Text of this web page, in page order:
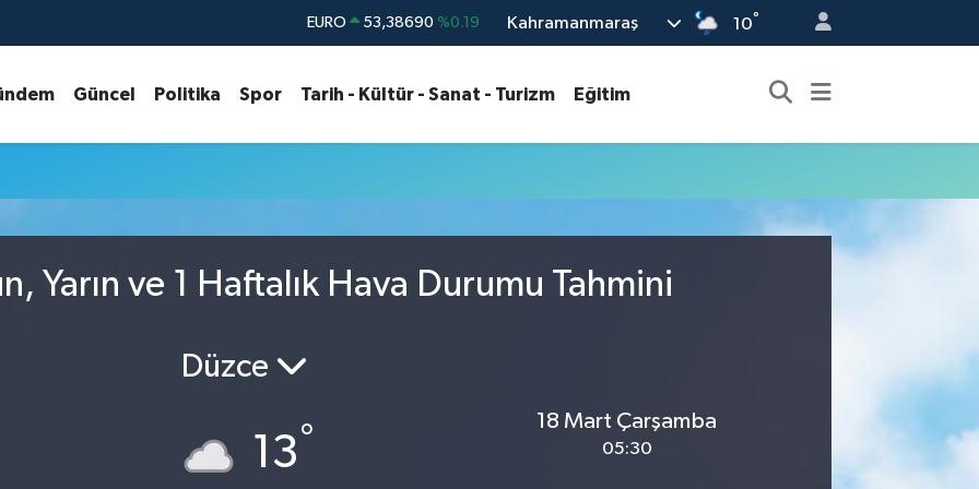
EURO 53,38690 %0.19
G.ALTIN 6862,09000 %0.19
BİST100 14.598,00 %0
Kahramanmaraş 10°
Güncel Politika Spor Tarih - Kültür - Sanat - Turizm Eğitim
Yarın ve 1 Haftalık Hava Durumu Tahmini
Düzce
13°
18 Mart Çarşamba
05:30